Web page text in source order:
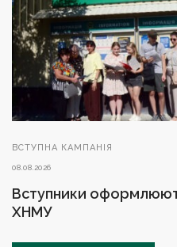
ВСТУПНА КАМПАНІЯ
08.08.2026
Вступники
ХНМУ